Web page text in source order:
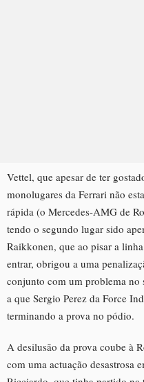
Vettel, que apesar de ter
monolugares da Ferrari não
rápida (o Mercedes-AMG de
tendo o segundo lugar sido
Raikkonen, que ao pisar a
entrar, obrigou a uma
conjunto com um problema no
a que Sergio Perez da Force
terminando a prova no pódio.
A desilusão da prova coube à
com uma actuação desastrosa